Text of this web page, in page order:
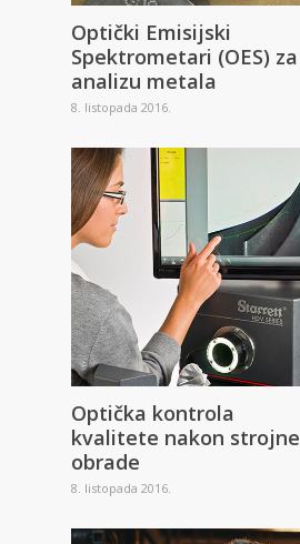
Optički Emisijski
Spektrometari (OES) za
analizu metala
8. listopada 2016.
Optička kontrola
kvalitete nakon strojne
obrade
8. listopada 2016.